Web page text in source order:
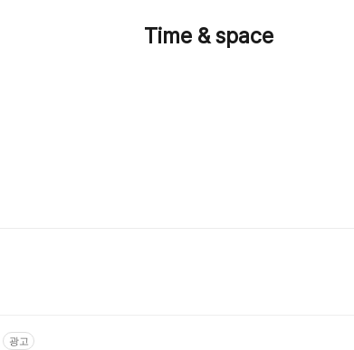
Time & space
광고